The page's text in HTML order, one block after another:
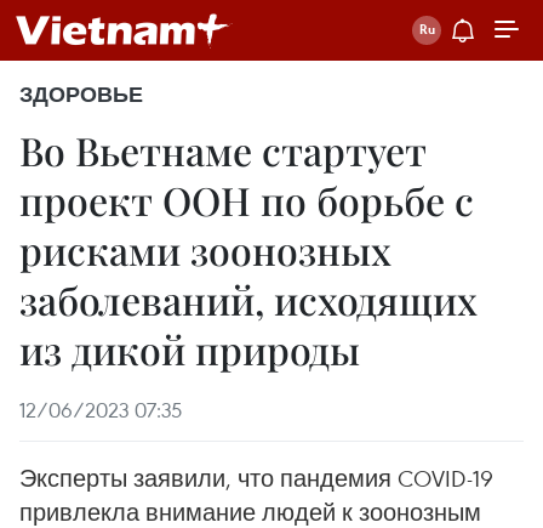
ЗДОРОВЬЕ
Во Вьетнаме стартует
проект ООН по борьбе с
рисками зоонозных
заболеваний, исходящих
из дикой природы
12/06/2023 07:35
Эксперты заявили, что пандемия COVID-19
привлекла внимание людей к зоонозным